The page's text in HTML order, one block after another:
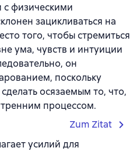
с физическими
зацикливаться на
того, чтобы стремиться
ума, чувств и интуиции
он
поскольку
осязаемым то, что,
процессом.
Zum Zitat
усилий для